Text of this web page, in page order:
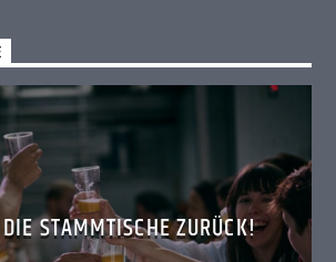
STAMMTISCHE ZURÜCK!